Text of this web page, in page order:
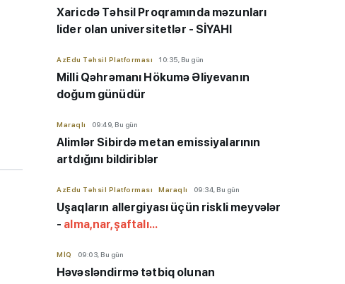
Xaricdə Təhsil Proqramında məzunları
lider olan universitetlər - SİYAHI
AzEdu Təhsil Platforması 10:35, Bu gün
Milli Qəhrəmanı Hökumə Əliyevanın
doğum günüdür
Maraqlı 09:49, Bu gün
Alimlər Sibirdə metan emissiyalarının
artdığını bildiriblər
AzEdu Təhsil Platforması Maraqlı 09:34, Bu gün
Uşaqların allergiyası üçün riskli meyvələr
- alma,nar,şaftalı...
MİQ 09:03, Bu gün
Həvəsləndirmə tətbiq olunan